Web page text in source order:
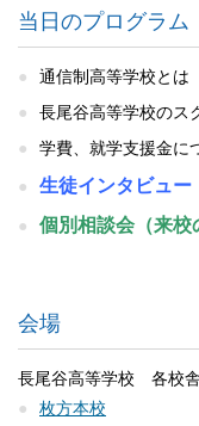
当日のプログラム
通信制高等学校とは
長尾谷高等学校のス
学費、就学支援金に
生徒インタビュー
個別相談会（来校
会場
長尾谷高等学校 各校舎
枚方本校